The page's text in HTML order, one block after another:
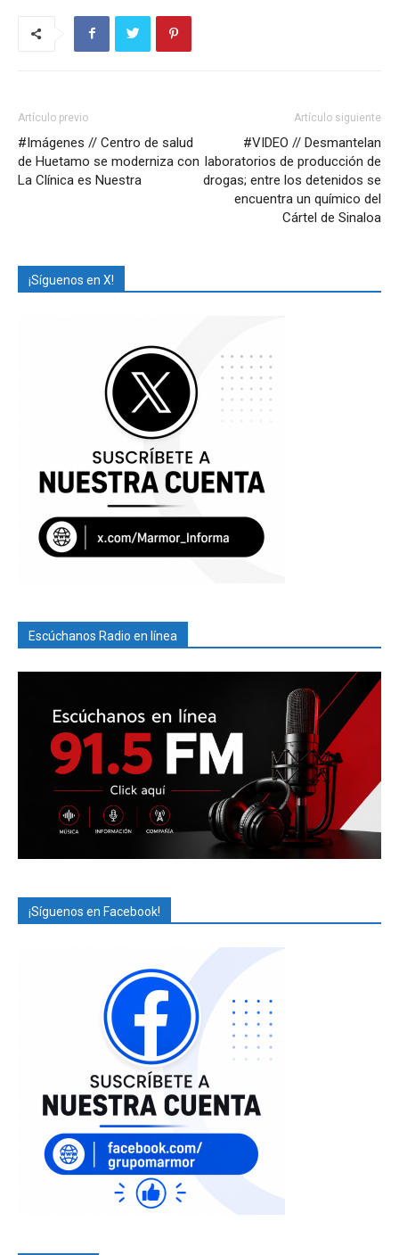
Artículo previo
#Imágenes // Centro de salud
de Huetamo se moderniza con
La Clínica es Nuestra
Artículo siguiente
#VIDEO // Desmantelan
laboratorios de producción de
drogas; entre los detenidos se
encuentra un químico del
Cártel de Sinaloa
¡Síguenos en X!
Escúchanos Radio en línea
¡Síguenos en Facebook!